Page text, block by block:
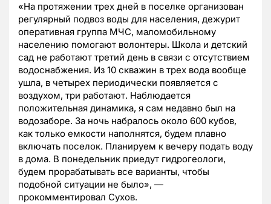
«На протяжении трех дней в поселке организован
регулярный подвоз воды для населения, дежурит
оперативная группа МЧС, маломобильному
населению помогают волонтеры. Школа и детский
сад не работают третий день в связи с отсутствием
водоснабжения. Из 10 скважин в трех вода вообще
ушла, в четырех периодически появляется с
воздухом, три работают. Наблюдается
положительная динамика, я сам недавно был на
водозаборе. За ночь набралось около 600 кубов,
как только емкости наполнятся, будем плавно
включать поселок. Планируем к вечеру подать воду
в дома. В понедельник приедут гидрогеологи,
будем прорабатывать все варианты, чтобы
подобной ситуации не было», —
прокомментировал Сухов.